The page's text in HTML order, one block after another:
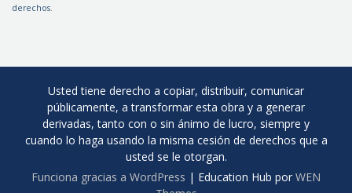
derechos
Usted tiene derecho a copiar, distribuir, comunicar
públicamente, a transformar esta obra y a generar
derivadas, tanto con o sin ánimo de lucro, siempre y
cuando lo haga usando la misma cesión de derechos que a
usted se le otorgan.
Funciona gracias a WordPress | Education Hub por WEN